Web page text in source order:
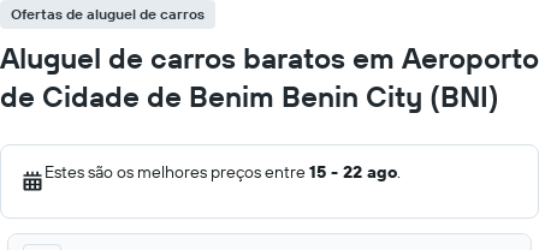
Ofertas de aluguel de carros
Aluguel de carros baratos em Aeroporto
de Cidade de Benim Benin City (BNI)
Estes são os melhores preços entre15 - 22 ago.